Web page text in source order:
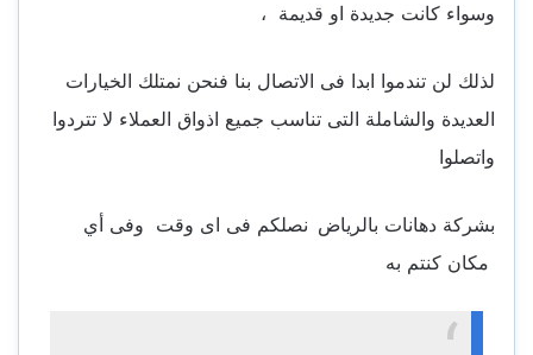
وسواء كانت جديدة او قديمة ،
لذلك لن تندموا ابدا فى الاتصال بنا فنحن نمتلك الخيارات
العديدة والشاملة التى تناسب جميع اذواق العملاء لا تتردوا
واتصلوا
بشركة دهانات بالرياض نصلكم فى اى وقت وفى أي
مكان كنتم به